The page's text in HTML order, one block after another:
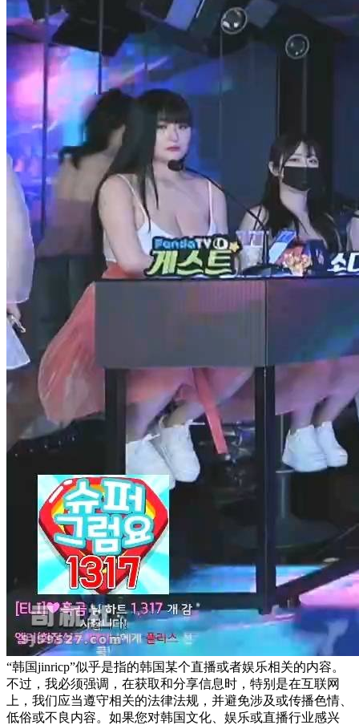
“韩国jinricp”似乎是指的韩国某个直播或者娱乐相关的内容。
不过，我必须强调，在获取和分享信息时，特别是在互联网
上，我们应当遵守相关的法律法规，并避免涉及或传播色情、
低俗或不良内容。如果您对韩国文化、娱乐或直播行业感兴